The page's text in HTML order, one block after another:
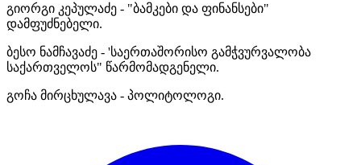
გიორგი კეპულაძე - "ბამკები და ფინანსები"
დამფუძნებელი.
ბესო ნამჩავაძე - 'საერთაშორისო გამჭვურვალობა
საქართველოს" წარმომადგენელი.
გოჩა მირცხულავა - პოლიტოლოგი.